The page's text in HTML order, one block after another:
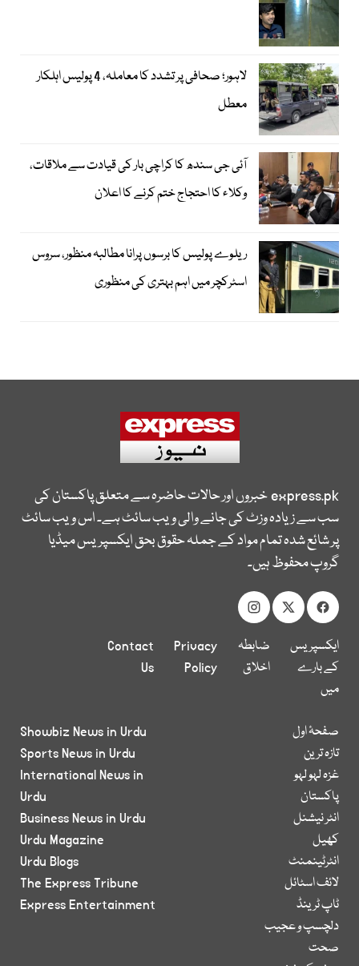
لاہور؛ صحافی پر تشدد کا معاملہ، 4 پولیس اہلکار
معطل
آئی جی سندھ کا کراچی بار کی قیادت سے ملاقات،
وکلاء کا احتجاج ختم کرنے کا اعلان
ریلوے پولیس کا برسوں پرانا مطالبہ منظور، سروس
اسٹرکچر میں اہم بہتری کی منظوری
express.pkخبروں اور حالات حاضرہ سے متعلق پاکستان کی
سب سے زیادہ وزٹ کی جانے والی ویب سائٹ ہے۔ اس ویب سائٹ
پر شائع شدہ تمام مواد کے جملہ حقوق بحق ایکسپریس میڈیا
گروپ محفوظ ہیں۔
ایکسپریس
کے بارے
میں
ضابطہ
اخلاق
Privacy
Policy
Contact
Us
صفحۂ اول
تازہ ترین
غزہ لہو لہو
پاکستان
انٹر نیشنل
کھیل
انٹرٹینمنٹ
لائف اسٹائل
ٹاپ ٹرینڈ
دلچسپ و عجیب
صحت
Showbiz News in Urdu
Sports News in Urdu
International News in
Urdu
Business News in Urdu
Urdu Magazine
Urdu Blogs
The Express Tribune
Express Entertainment